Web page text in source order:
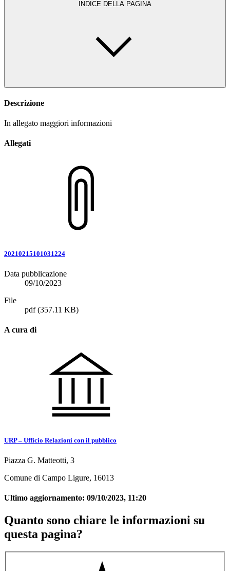
INDICE DELLA PAGINA
Descrizione
In allegato maggiori informazioni
Allegati
20210215101031224
Data pubblicazione
09/10/2023
File
pdf(357.11 KB)
A cura di
URP – Ufficio Relazioni con il pubblico
Piazza G. Matteotti, 3
Comune di Campo Ligure, 16013
Ultimo aggiornamento: 09/10/2023, 11:20
Quanto sono chiare le informazioni su
questa pagina?